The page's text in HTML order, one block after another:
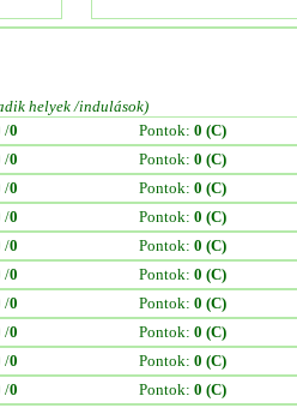
helyek /indulások)
/0 Pontok: 0 (C)
/0 Pontok: 0 (C)
/0 Pontok: 0 (C)
/0 Pontok: 0 (C)
/0 Pontok: 0 (C)
/0 Pontok: 0 (C)
/0 Pontok: 0 (C)
/0 Pontok: 0 (C)
/0 Pontok: 0 (C)
/0 Pontok: 0 (C)